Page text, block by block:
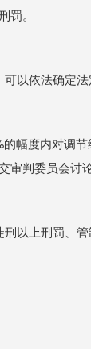
。
以依法确定法
幅度内对调
判委员会讨
以上刑罚、管